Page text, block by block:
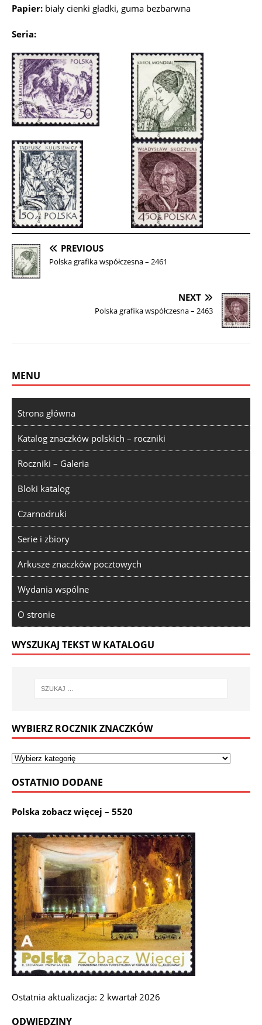
Papier: biały cienki gładki, guma bezbarwna
Seria:
PREVIOUS
Polska grafika współczesna – 2461
NEXT
Polska grafika współczesna – 2463
MENU
Strona główna
Katalog znaczków polskich – roczniki
Roczniki – Galeria
Bloki katalog
Czarnodruki
Serie i zbiory
Arkusze znaczków pocztowych
Wydania wspólne
O stronie
WYSZUKAJ TEKST W KATALOGU
WYBIERZ ROCZNIK ZNACZKÓW
OSTATNIO DODANE
Polska zobacz więcej – 5520
Ostatnia aktualizacja: 2 kwartał 2026
ODWIEDZINY